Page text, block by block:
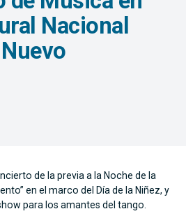
Nacional
de la previa a la Noche de la
en el marco del Día de la Niñez, y
para los amantes del tango.